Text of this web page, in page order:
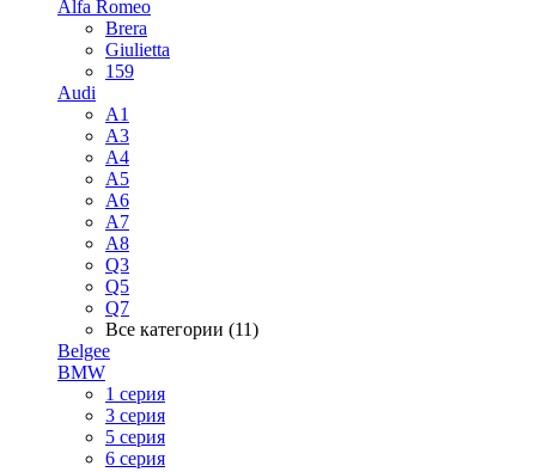
Alfa Romeo
Brera
Giulietta
159
Audi
A1
A3
A4
A5
A6
A7
A8
Q3
Q5
Q7
Все категории (11)
Belgee
BMW
1 серия
3 серия
5 серия
6 серия